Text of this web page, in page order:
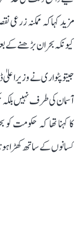
مزید کہا کہ ممکنہ
کیونکہ بحران بڑھنے
جیتو پٹواری نے وزیر
آسمان کی طرف نہیں
کا کہنا تھا کہ حکومت
کسانوں کے ساتھ کھڑا